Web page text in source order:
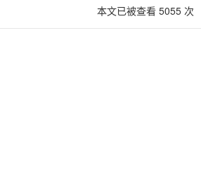
本文已被查看 5055 次